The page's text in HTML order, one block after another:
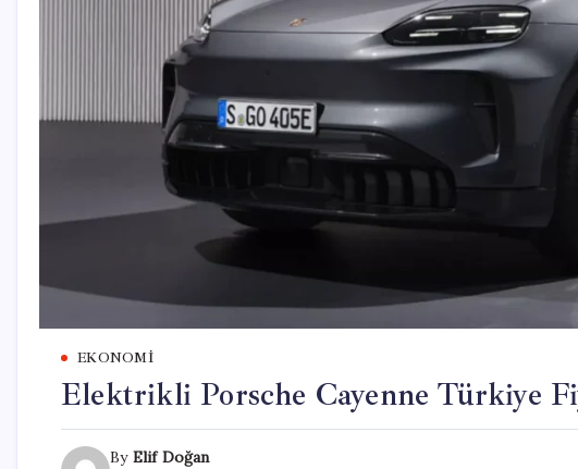
EKONOMI
Elektrikli Porsche Cayenne Türkiye
By Elif Doğan